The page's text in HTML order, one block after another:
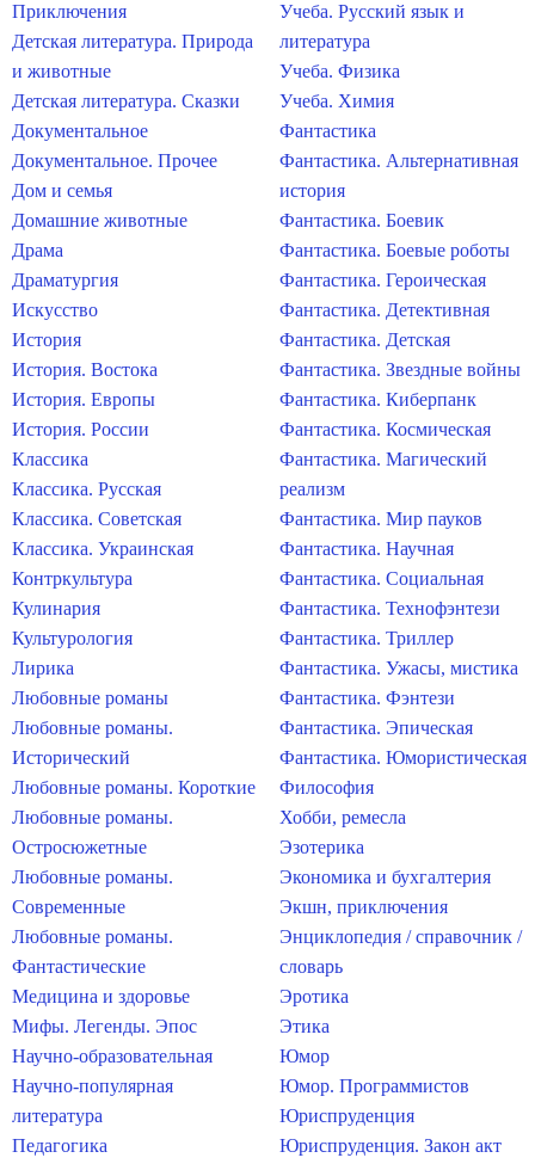
Приключения
Детская литература. Природа
и животные
Детская литература. Сказки
Документальное
Документальное. Прочее
Дом и семья
Домашние животные
Драма
Драматургия
Искусство
История
История. Востока
История. Европы
История. России
Классика
Классика. Русская
Классика. Советская
Классика. Украинская
Контркультура
Кулинария
Культурология
Лирика
Любовные романы
Любовные романы.
Исторический
Любовные романы. Короткие
Любовные романы.
Остросюжетные
Любовные романы.
Современные
Любовные романы.
Фантастические
Медицина и здоровье
Мифы. Легенды. Эпос
Научно-образовательная
Научно-популярная
литература
Педагогика
Учеба. Русский язык и
литература
Учеба. Физика
Учеба. Химия
Фантастика
Фантастика. Альтернативная
история
Фантастика. Боевик
Фантастика. Боевые роботы
Фантастика. Героическая
Фантастика. Детективная
Фантастика. Детская
Фантастика. Звездные войны
Фантастика. Киберпанк
Фантастика. Космическая
Фантастика. Магический
реализм
Фантастика. Мир пауков
Фантастика. Научная
Фантастика. Социальная
Фантастика. Технофэнтези
Фантастика. Триллер
Фантастика. Ужасы, мистика
Фантастика. Фэнтези
Фантастика. Эпическая
Фантастика. Юмористическая
Философия
Хобби, ремесла
Эзотерика
Экономика и бухгалтерия
Экшн, приключения
Энциклопедия / справочник /
словарь
Эротика
Этика
Юмор
Юмор. Программистов
Юриспруденция
Юриспруденция. Закон акт